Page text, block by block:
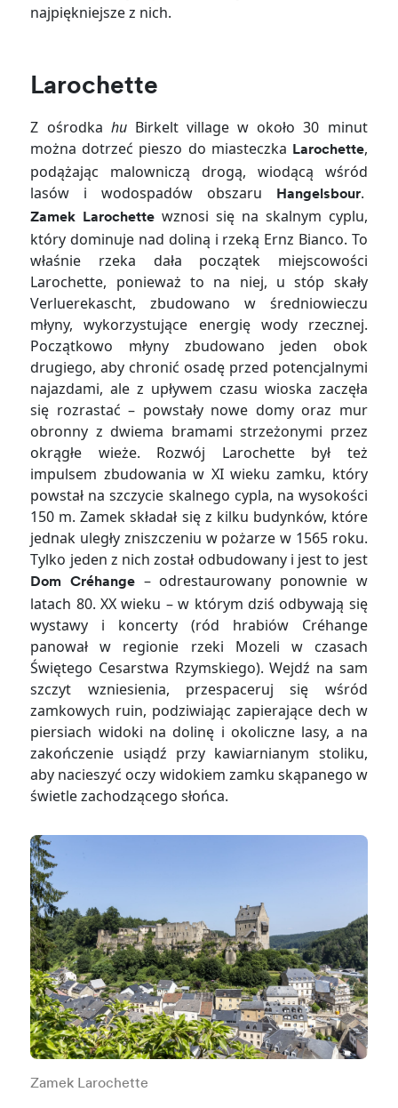
najpiękniejsze z nich.
Larochette
Z ośrodka huBirkelt village w około 30 minut
można dotrzeć pieszo do miasteczka
Larochette,
podążając malowniczą drogą, wiodącą wśród
lasów i wodospadów obszaru
Hangelsbour.
Zamek Larochette wznosi się na skalnym cyplu,
który dominuje nad doliną i rzeką Ernz Bianco. To
właśnie rzeka dała początek miejscowości
Larochette, ponieważ to na niej, u stóp skały
Verluerekascht, zbudowano w średniowieczu
młyny, wykorzystujące energię wody rzecznej.
Początkowo młyny zbudowano jeden obok
drugiego, aby chronić osadę przed potencjalnymi
najazdami, ale z upływem czasu wioska zaczęła
się rozrastać – powstały nowe domy oraz mur
obronny z dwiema bramami strzeżonymi przez
okrągłe wieże. Rozwój Larochette był też
impulsem zbudowania w XI wieku zamku, który
powstał na szczycie skalnego cypla, na wysokości
150 m. Zamek składał się z kilku budynków, które
jednak uległy zniszczeniu w pożarze w 1565 roku.
Tylko jeden z nich został odbudowany i jest to jest
Dom Créhange
– odrestaurowany ponownie w
latach 80. XX wieku – w którym dziś odbywają się
wystawy i koncerty (ród hrabiów Créhange
panował w regionie rzeki Mozeli w czasach
Świętego Cesarstwa Rzymskiego). Wejdź na sam
szczyt wzniesienia, przespaceruj się wśród
zamkowych ruin, podziwiając zapierające dech w
piersiach widoki na dolinę i okoliczne lasy, a na
zakończenie usiądź przy kawiarnianym stoliku,
aby nacieszyć oczy widokiem zamku skąpanego w
świetle zachodzącego słońca.
Zamek Larochette